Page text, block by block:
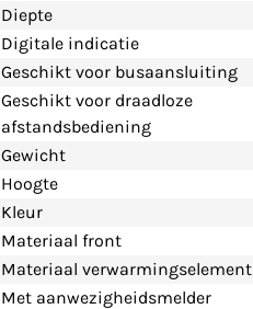
Diepte
Digitale indicatie
Geschikt voor busaansluiting
Geschikt voor draadloze
afstandsbediening
Gewicht
Hoogte
Kleur
Materiaal front
Materiaal verwarmingselement
Met aanwezigheidsmelder